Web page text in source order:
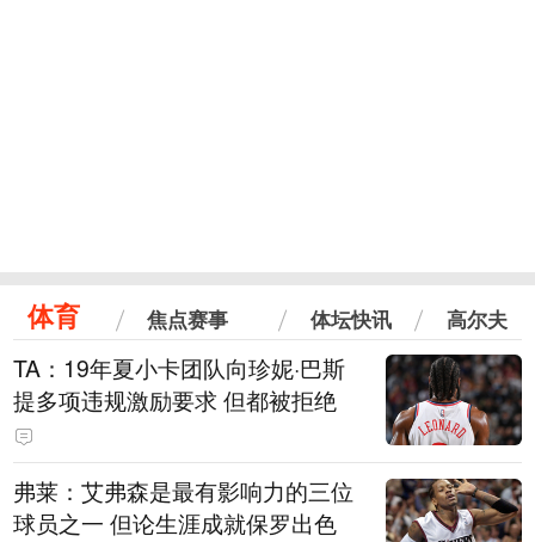
体育 焦点赛事 体坛快讯 高尔夫
TA：19年夏小卡团队向珍妮·巴斯
提多项违规激励要求 但都被拒绝
弗莱：艾弗森是最有影响力的三位
球员之一 但论生涯成就保罗出色